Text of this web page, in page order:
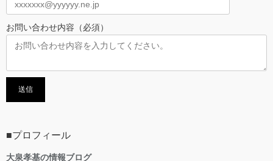
お問い合わせ内容（必須）
■プロフィール
大泉孝基の情報ブログ